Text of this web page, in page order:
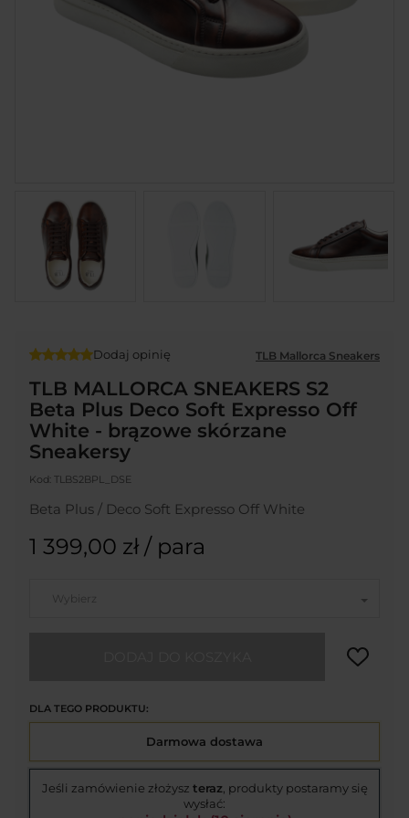
Dodaj opinię TLB Mallorca Sneakers
TLB MALLORCA SNEAKERS S2
Beta Plus Deco Soft Expresso Off
White - brązowe skórzane
Sneakersy
Kod: TLBS2BPL_DSE
Beta Plus / Deco Soft Expresso Off White
1 399,00 zł / para
Wybierz
DLA TEGO PRODUKTU:
Darmowa dostawa
Jeśli zamówienie złożysz teraz , produkty postaramy się
wysłać: